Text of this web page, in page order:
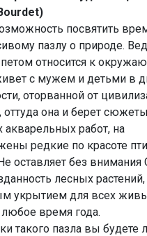
посвятить
пазлу о природе.
относится к
с мужем и детьми в
оторванной от
оттуда она и берет
работ, на
редкие по красоте
оставляет без
лесных
укрытием для всех
время года.
такого пазла вы будете